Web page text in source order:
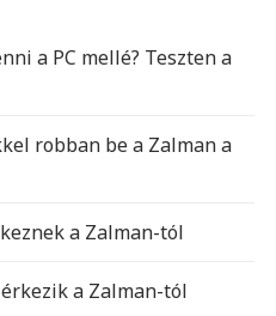
a PC mellé? Teszten a
robban be a Zalman a
a Zalman-tól
a Zalman-tól